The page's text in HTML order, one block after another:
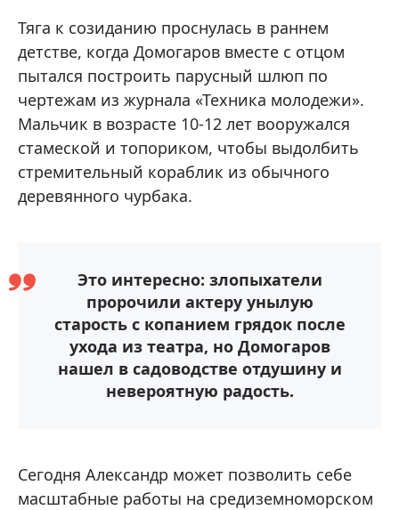
Тяга к созиданию проснулась в раннем
детстве, когда Домогаров вместе с отцом
пытался построить парусный шлюп по
чертежам из журнала «Техника молодежи».
Мальчик в возрасте 10-12 лет вооружался
стамеской и топориком, чтобы выдолбить
стремительный кораблик из обычного
деревянного чурбака.
Это интересно: злопыхатели
пророчили актеру унылую
старость с копанием грядок после
ухода из театра, но Домогаров
нашел в садоводстве отдушину и
невероятную радость.
Сегодня Александр может позволить себе
масштабные работы на средиземноморском